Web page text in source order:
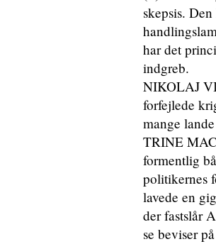
skepsis.
har det
indgreb.
NIKOLAJ
forfejlede
mange
TRINE
formentlig
politikernes
lavede en
der fastslår
se beviser